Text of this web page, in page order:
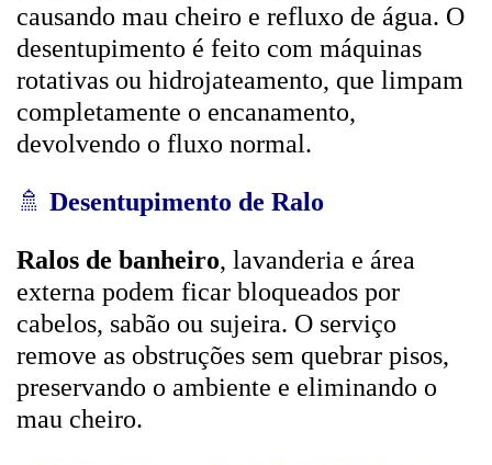
causando mau cheiro e refluxo de água. O
desentupimento é feito com máquinas
rotativas ou hidrojateamento, que limpam
completamente o encanamento,
devolvendo o fluxo normal.
🚿 Desentupimento de Ralo
Ralos de banheiro, lavanderia e área
externa podem ficar bloqueados por
cabelos, sabão ou sujeira. O serviço
remove as obstruções sem quebrar pisos,
preservando o ambiente e eliminando o
mau cheiro.